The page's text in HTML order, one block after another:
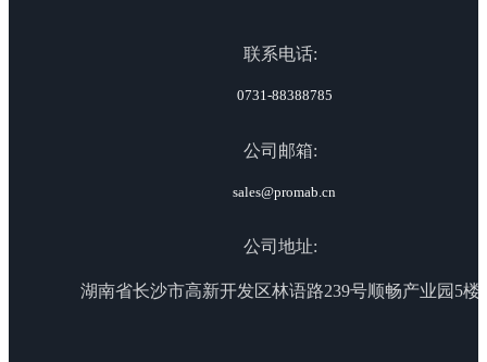
联系电话:
0731-88388785
公司邮箱:
sales@promab.cn
公司地址:
湖南省长沙市高新开发区林语路239号顺畅产业园5楼